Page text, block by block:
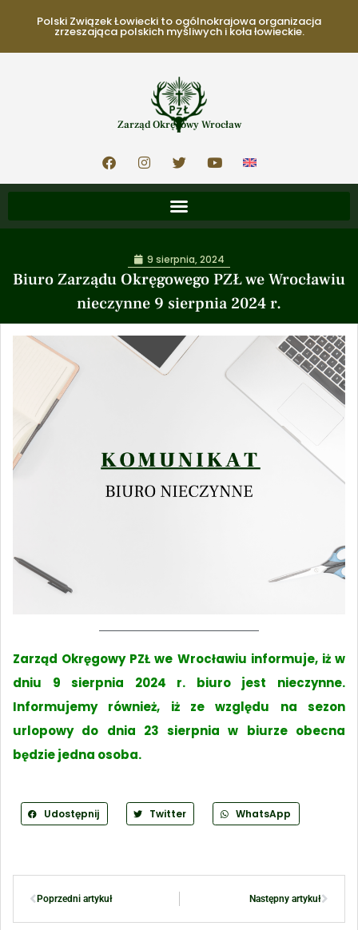
Polski Związek Łowiecki to ogólnokrajowa organizacja
zrzeszająca polskich myśliwych i koła łowieckie.
Zarząd Okręgowy Wrocław
Biuro Zarządu Okręgowego PZŁ we Wrocławiu
nieczynne 9 sierpnia 2024 r.
9 sierpnia, 2024
Zarząd Okręgowy PZŁ we Wrocławiu informuje, iż w
dniu 9 sierpnia 2024 r. biuro jest nieczynne.
Informujemy również, iż ze względu na sezon
urlopowy do dnia 23 sierpnia w biurze obecna
będzie jedna osoba.
Udostępnij Twitter WhatsApp
Poprzedni artykuł Następny artykuł